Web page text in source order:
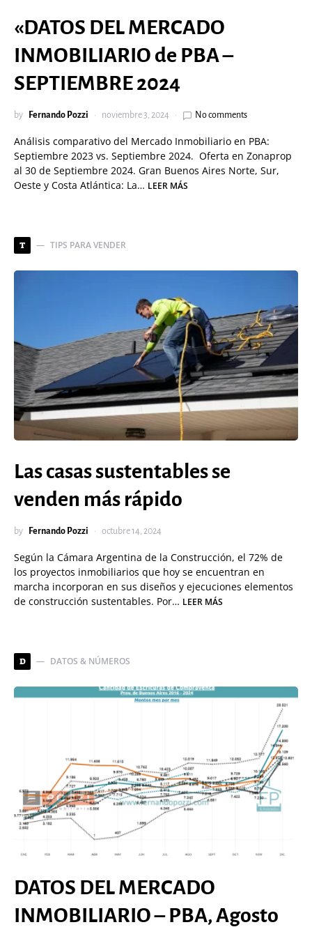
«DATOS DEL MERCADO
INMOBILIARIO de PBA –
SEPTIEMBRE 2024
by Fernando Pozzi noviembre 3, 2024 No comments
Análisis comparativo del Mercado Inmobiliario en PBA:
Septiembre 2023 vs. Septiembre 2024. Oferta en Zonaprop
al 30 de Septiembre 2024. Gran Buenos Aires Norte, Sur,
Oeste y Costa Atlántica: La… LEER MÁS
T TIPS PARA VENDER
Las casas sustentables se
venden más rápido
by Fernando Pozzi octubre 14, 2024
Según la Cámara Argentina de la Construcción, el 72% de
los proyectos inmobiliarios que hoy se encuentran en
marcha incorporan en sus diseños y ejecuciones elementos
de construcción sustentables. Por… LEER MÁS
D DATOS & NÚMEROS
DATOS DEL MERCADO
INMOBILIARIO – PBA, Agosto